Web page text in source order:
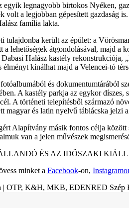
legnagyobb birtokos Nyéken,
a legjobban gépesített gazdaság
família lakta.
tulajdonba került az épület: a
a lehetőségek átgondolásával, majd
Halász kastély
kínálhat majd a Velencei-tó
és dokumentumtárából
A kastély parkja az egykor
A történeti telepítésből származó
magyar és latin nyelvű táblácska jelzi
Alapítvány másik fontos célja
van a jelen művészek
ÉS AZ IDŐSZAKI
minket a Facebook-on,
OTP, K&H, MKB, EDENRED Szép